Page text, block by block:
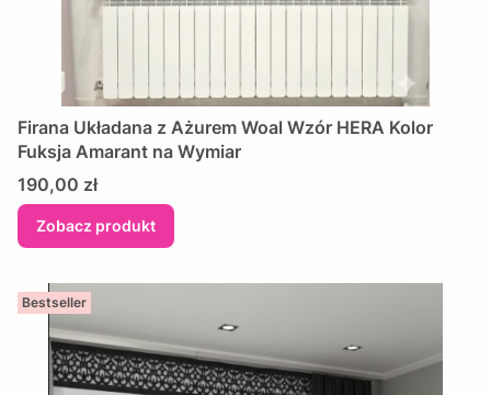
Firana Układana z Ażurem Woal Wzór HERA Kolor
Fuksja Amarant na Wymiar
Cena
190,00 zł
Zobacz produkt
Bestseller